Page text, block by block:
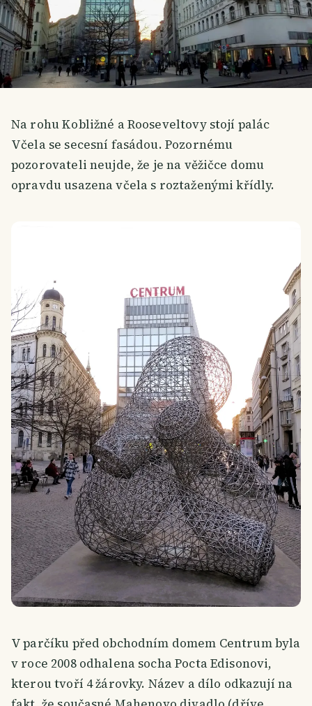
Na rohu Kobližné a Rooseveltovy stojí palác
Včela se secesní fasádou. Pozornému
pozorovateli neujde, že je na věžičce domu
opravdu usazena včela s roztaženými křídly.
V parčíku před obchodním domem Centrum byla
v roce 2008 odhalena socha Pocta Edisonovi,
kterou tvoří 4 žárovky. Název a dílo odkazují na